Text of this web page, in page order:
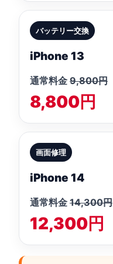
バッテリー交換
iPhone 13
通常料金 9,800円
8,800円
画面修理
iPhone 14
通常料金 14,300円
12,300円